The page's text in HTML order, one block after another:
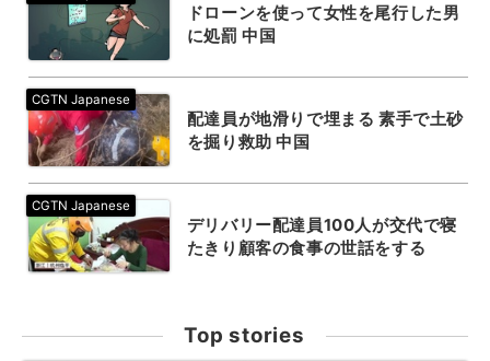
ドローンを使って女性を尾行した男
に処罰 中国
配達員が地滑りで埋まる 素手で土砂
を掘り救助 中国
デリバリー配達員100人が交代で寝
たきり顧客の食事の世話をする
Top stories